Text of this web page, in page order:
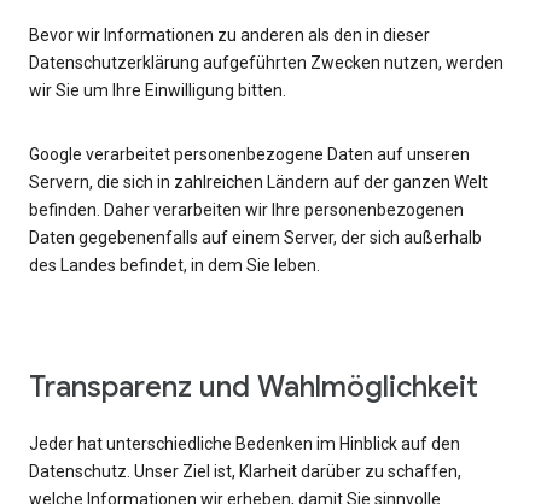
Bevor wir Informationen zu anderen als den in dieser
Datenschutzerklärung aufgeführten Zwecken nutzen, werden
wir Sie um Ihre Einwilligung bitten.
Google verarbeitet personenbezogene Daten auf unseren
Servern, die sich in zahlreichen Ländern auf der ganzen Welt
befinden. Daher verarbeiten wir Ihre personenbezogenen
Daten gegebenenfalls auf einem Server, der sich außerhalb
des Landes befindet, in dem Sie leben.
Transparenz und Wahlmöglichkeit
Jeder hat unterschiedliche Bedenken im Hinblick auf den
Datenschutz. Unser Ziel ist, Klarheit darüber zu schaffen,
welche Informationen wir erheben, damit Sie sinnvolle